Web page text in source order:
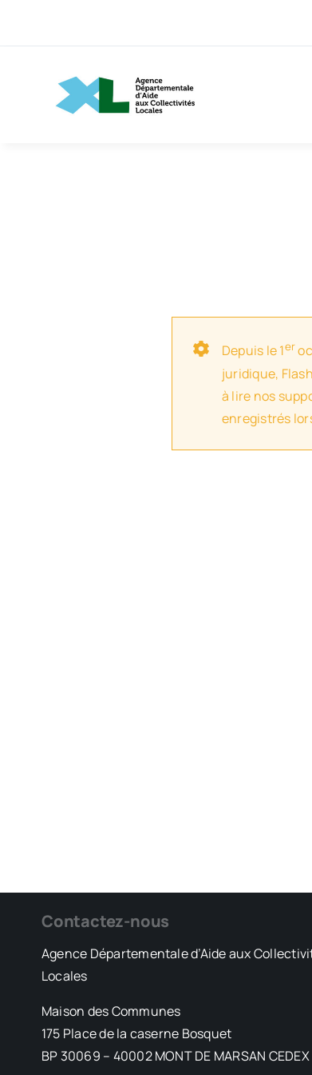
Depuis le 1er
juridique,
à lire nos
enregistrés
Contactez-nous
Agence Départementale d’Aide aux
Locales
Maison des Communes
175 Place de la caserne Bosquet
BP 30069 – 40002 MONT DE MARSAN CEDEX